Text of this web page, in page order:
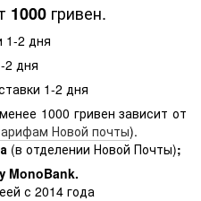
1000 гривен.
1-2 дня
2 дня
1-2 дня
1000 гривен зависит от
Новой почты).
(в отделении Новой Почты);
MonoBank.
с 2014 года